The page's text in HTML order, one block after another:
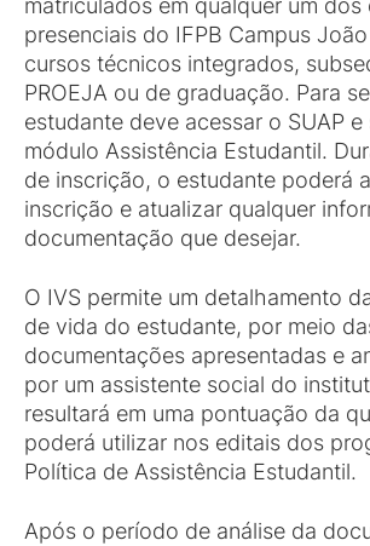
matriculados em qualquer um dos
presenciais do IFPB Campus
cursos técnicos integrados,
PROEJA ou de graduação. Para
estudante deve acessar o SUAP
módulo Assistência Estudantil.
de inscrição, o estudante poderá
inscrição e atualizar qualquer
documentação que desejar.
O IVS permite um detalhamento
de vida do estudante, por meio
documentações apresentadas e
por um assistente social do
resultará em uma pontuação da
poderá utilizar nos editais dos
Política de Assistência Estudantil.
Após o período de análise da